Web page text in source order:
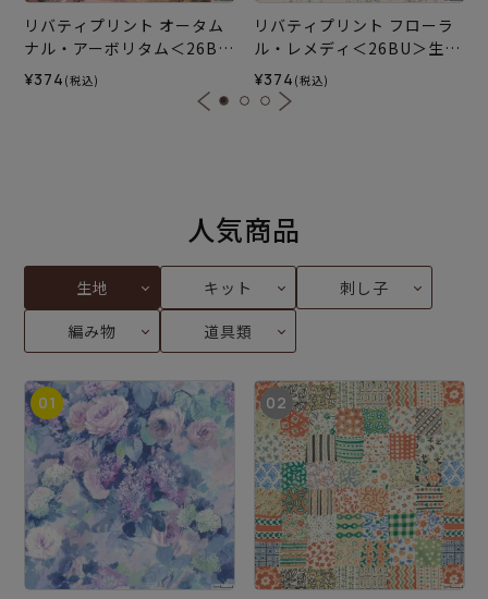
リバティプリント オータム
ナル・アーボリタム＜26BU
＞生地 （リバティ・ファブ
リックス）2026AW
¥374 (税込)
リバティプリント フローラ
ル・レメディ＜26BU＞生地
（リバティ・ファブリック
ス）2026AW
¥374 (税込)
人気商品
生地 キット
刺し子
編み物
道具類